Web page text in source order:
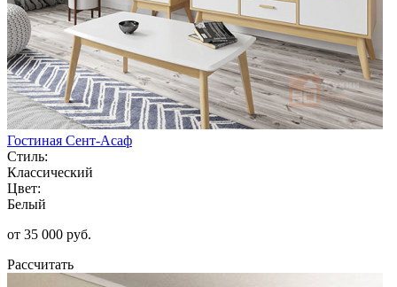
Гостиная Сент-Асаф
Стиль:
Классический
Цвет:
Белый
от 35 000 руб.
Рассчитать